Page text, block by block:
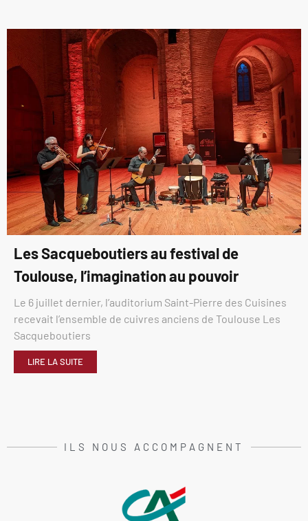
Les Sacqueboutiers au festival de
Toulouse, l’imagination au pouvoir
Le 6 juillet dernier, l’auditorium Saint-Pierre des Cuisines
recevait l’ensemble de cuivres anciens de Toulouse Les
Sacqueboutiers
LIRE LA SUITE
ILS NOUS ACCOMPAGNENT